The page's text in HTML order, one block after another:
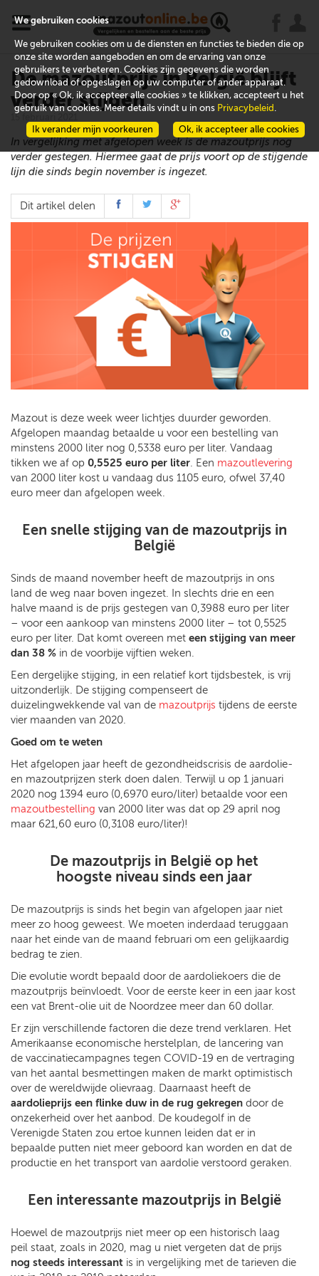
x
De mazoutprijs in België blijft
verder stijgen
In vergelijking met afgelopen week is de mazoutprijs nog
verder gestegen. Hiermee gaat de prijs voort op de stijgende
lijn die sinds begin november is ingezet.
Dit artikel delen
Mazout is deze week weer lichtjes duurder geworden.
Afgelopen maandag betaalde u voor een bestelling van
minstens 2000 liter nog 0,5338 euro per liter. Vandaag
tikken we af op 0,5525 euro per liter. Een mazoutlevering
van 2000 liter kost u vandaag dus 1105 euro, ofwel 37,40
euro meer dan afgelopen week.
Een snelle stijging van de mazoutprijs in
België
Sinds de maand november heeft de mazoutprijs in ons
land de weg naar boven ingezet. In slechts drie en een
halve maand is de prijs gestegen van 0,3988 euro per liter
– voor een aankoop van minstens 2000 liter – tot 0,5525
euro per liter. Dat komt overeen met een stijging van meer
dan 38 % in de voorbije vijftien weken.
Een dergelijke stijging, in een relatief kort tijdsbestek, is vrij
uitzonderlijk. De stijging compenseert de
duizelingwekkende val van de mazoutprijs tijdens de eerste
vier maanden van 2020.
Goed om te weten
Het afgelopen jaar heeft de gezondheidscrisis de aardolie-
en mazoutprijzen sterk doen dalen. Terwijl u op 1 januari
2020 nog 1394 euro (0,6970 euro/liter) betaalde voor een
mazoutbestelling van 2000 liter was dat op 29 april nog
maar 621,60 euro (0,3108 euro/liter)!
De mazoutprijs in België op het
hoogste niveau sinds een jaar
De mazoutprijs is sinds het begin van afgelopen jaar niet
meer zo hoog geweest. We moeten inderdaad teruggaan
naar het einde van de maand februari om een gelijkaardig
bedrag te zien.
Die evolutie wordt bepaald door de aardoliekoers die de
mazoutprijs beïnvloedt. Voor de eerste keer in een jaar kost
een vat Brent-olie uit de Noordzee meer dan 60 dollar.
Er zijn verschillende factoren die deze trend verklaren. Het
Amerikaanse economische herstelplan, de lancering van
de vaccinatiecampagnes tegen COVID-19 en de vertraging
van het aantal besmettingen maken de markt optimistisch
over de wereldwijde olievraag. Daarnaast heeft de
aardolieprijs een flinke duw in de rug gekregen door de
onzekerheid over het aanbod. De koudegolf in de
Verenigde Staten zou ertoe kunnen leiden dat er in
bepaalde putten niet meer geboord kan worden en dat de
productie en het transport van aardolie verstoord geraken.
Een interessante mazoutprijs in België
Hoewel de mazoutprijs niet meer op een historisch laag
peil staat, zoals in 2020, mag u niet vergeten dat de prijs
nog steeds interessant is in vergelijking met de tarieven die
We gebruiken cookies
We gebruiken cookies om u de diensten en functies te bieden die op
onze site worden aangeboden en om de ervaring van onze
gebruikers te verbeteren. Cookies zijn gegevens die worden
gedownload of opgeslagen op uw computer of ander apparaat.
Door op « Ok, ik accepteer alle cookies » te klikken, accepteert u het
gebruik van cookies. Meer details vindt u in ons Privacybeleid .
Ok, ik accepteer alle cookies
Ik verander mijn voorkeuren